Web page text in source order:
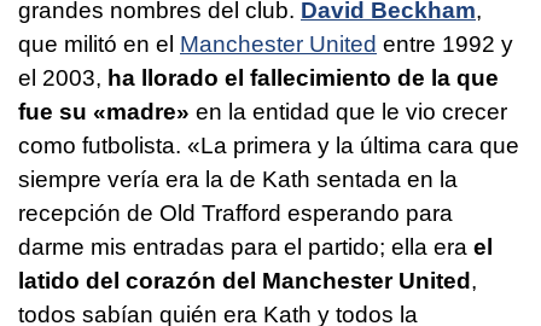
grandes nombres del club. David Beckham,
que militó en el Manchester United entre 1992 y
el 2003, ha llorado el fallecimiento de la que
fue su «madre» en la entidad que le vio crecer
como futbolista. «La primera y la última cara que
siempre vería era la de Kath sentada en la
recepción de Old Trafford esperando para
darme mis entradas para el partido; ella era el
latido del corazón del Manchester United ,
todos sabían quién era Kath y todos la